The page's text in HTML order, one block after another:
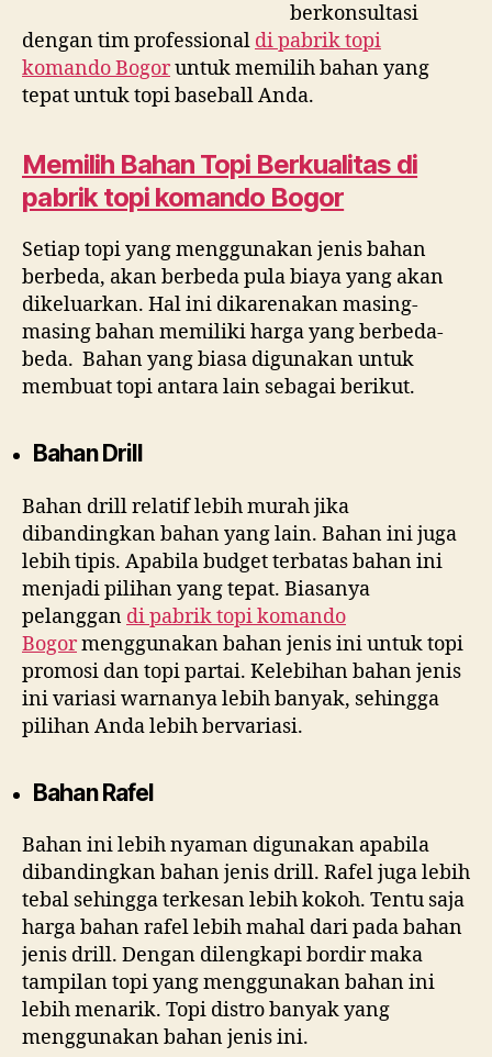
berkonsultasi
dengan tim professional dipabrik topi
komando Bogoruntuk memilih bahan yang
tepat untuk topi baseball Anda.
Memilih Bahan Topi Berkualitas di
pabrik topi komando Bogor
Setiap topi yang menggunakan jenis bahan
berbeda, akan berbeda pula biaya yang akan
dikeluarkan. Hal ini dikarenakan masing-
masing bahan memiliki harga yang berbeda-
beda. Bahan yang biasa digunakan untuk
membuat topi antara lain sebagai berikut.
Bahan Drill
Bahan drill relatif lebih murah jika
dibandingkan bahan yang lain. Bahan ini juga
lebih tipis. Apabila budget terbatas bahan ini
menjadi pilihan yang tepat. Biasanya
pelanggan dipabrik topi komando
Bogormenggunakan bahan jenis ini untuk topi
promosi dan topi partai. Kelebihan bahan jenis
ini variasi warnanya lebih banyak, sehingga
pilihan Anda lebih bervariasi.
Bahan Rafel
Bahan ini lebih nyaman digunakan apabila
dibandingkan bahan jenis drill. Rafel juga lebih
tebal sehingga terkesan lebih kokoh. Tentu saja
harga bahan rafel lebih mahal dari pada bahan
jenis drill. Dengan dilengkapi bordir maka
tampilan topi yang menggunakan bahan ini
lebih menarik. Topi distro banyak yang
menggunakan bahan jenis ini.